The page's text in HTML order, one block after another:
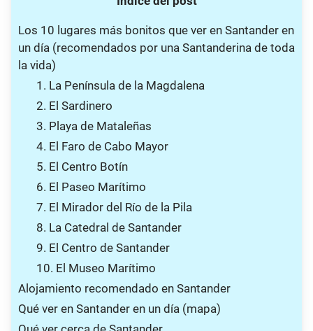
Los 10 lugares más bonitos que ver en Santander en
un día (recomendados por una Santanderina de toda
la vida)
1. La Península de la Magdalena
2. El Sardinero
3. Playa de Mataleñas
4. El Faro de Cabo Mayor
5. El Centro Botín
6. El Paseo Marítimo
7. El Mirador del Río de la Pila
8. La Catedral de Santander
9. El Centro de Santander
10. El Museo Marítimo
Alojamiento recomendado en Santander
Qué ver en Santander en un día (mapa)